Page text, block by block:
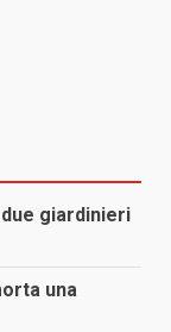
giardinieri
una